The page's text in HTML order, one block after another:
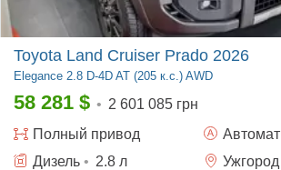
Toyota Land Cruiser Prado 2026
Elegance 2.8 D-4D AT (205 к.с.) AWD
58 281 $ • 2 601 085 грн
Полный привод
Автомат
Дизель • 2.8 л Ужгород